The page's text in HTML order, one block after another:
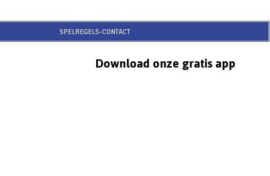
SPELREGELS-CONTACT
Download onze gratis app